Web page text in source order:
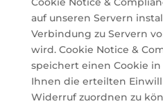
auf unseren Servern
Verbindung zu Servern
wird. Cookie Notice &
speichert einen Cookie
Ihnen die erteilten
Widerruf zuordnen zu